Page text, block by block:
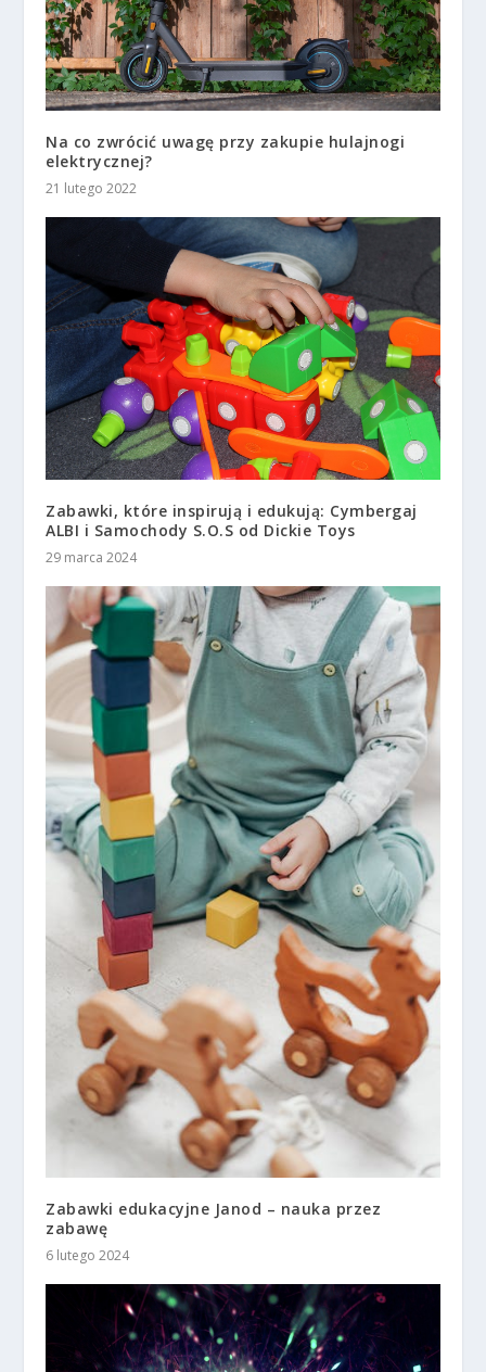
Na co zwrócić uwagę przy zakupie hulajnogi
elektrycznej?
21 lutego 2022
Zabawki, które inspirują i edukują: Cymbergaj
ALBI i Samochody S.O.S od Dickie Toys
29 marca 2024
Zabawki edukacyjne Janod – nauka przez
zabawę
6 lutego 2024